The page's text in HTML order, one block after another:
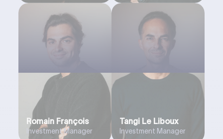
Romain François
Investment Manager
Tangi Le Liboux
Investment Manager